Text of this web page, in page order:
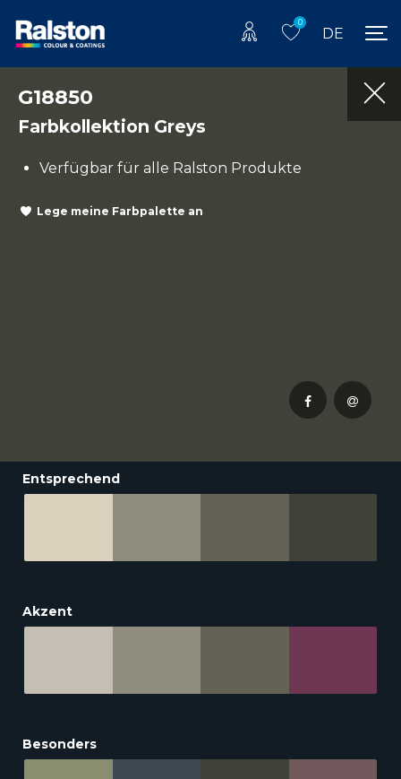
0
DE
G18850
Farbkollektion Greys
Verfügbar für alle Ralston Produkte
Lege meine Farbpalette an
Entsprechend
Akzent
Besonders